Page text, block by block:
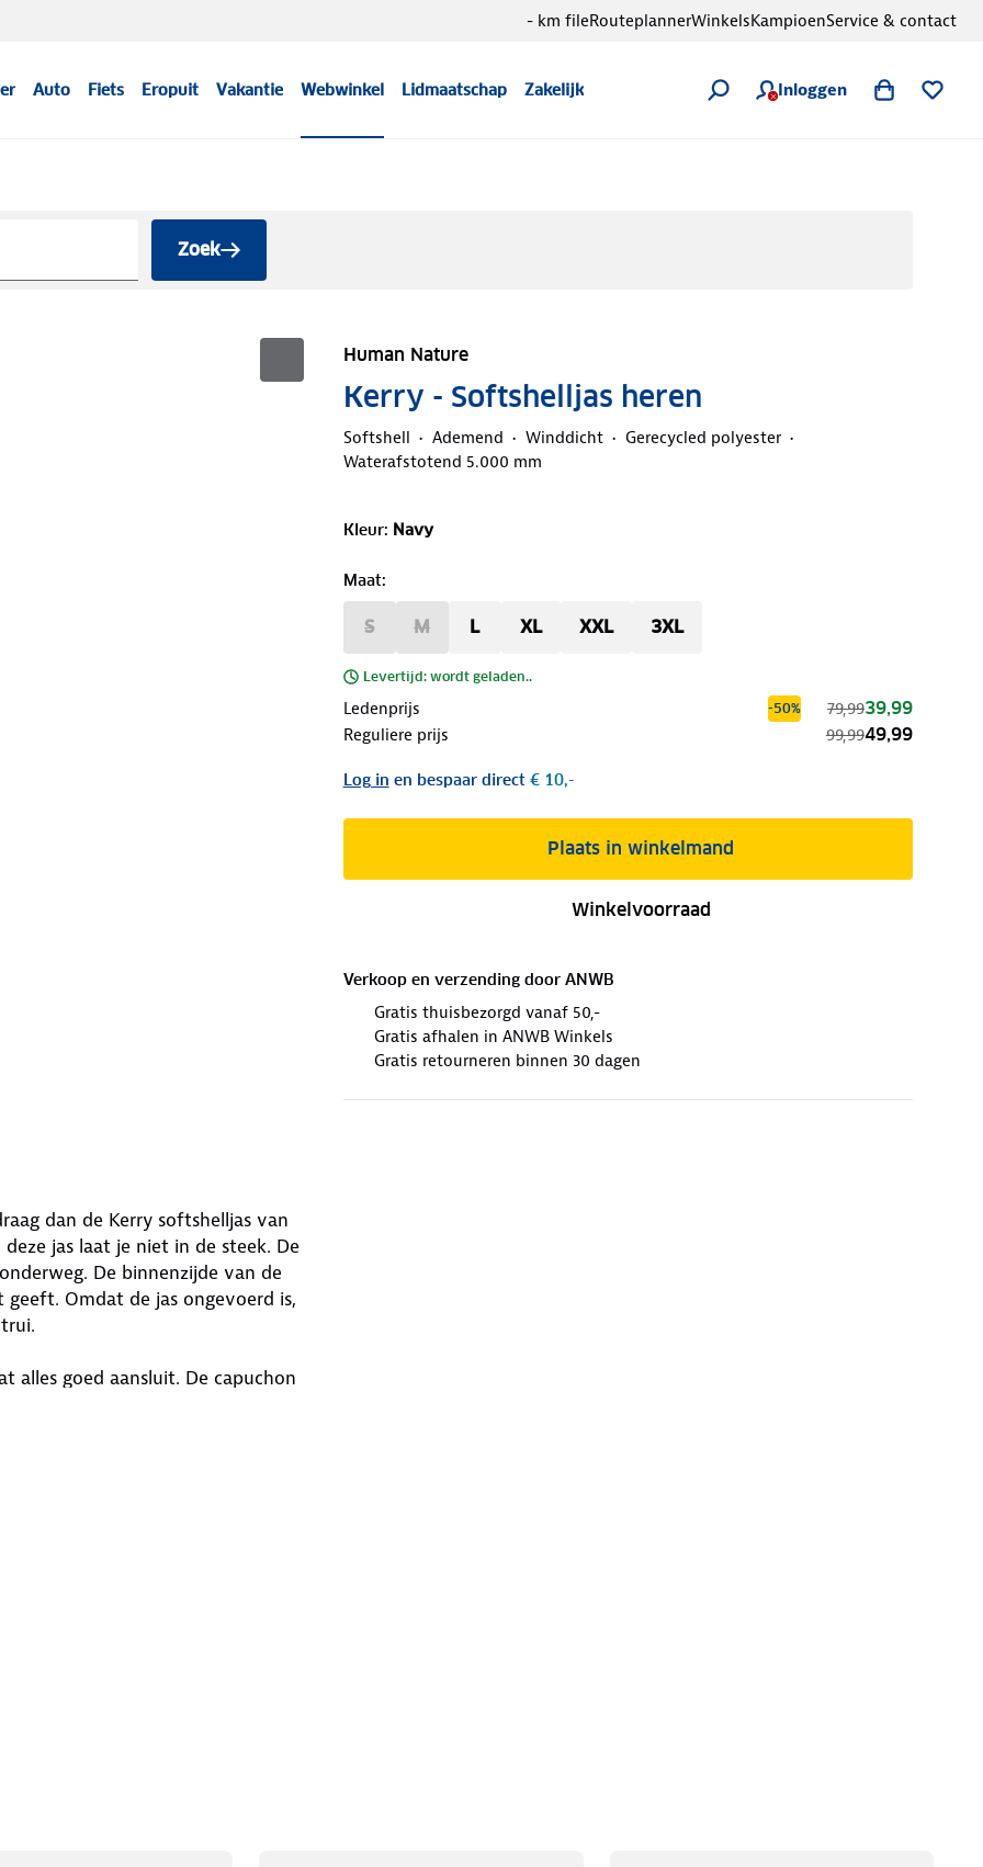
Auto Fiets Eropuit Vakantie Webwinkel Lidmaatschap Zakelijk Inloggen
- km fileRouteplannerWinkelsKampioenService & contact
Zoek
Human Nature
Kerry - Softshelljas heren
Softshell Ademend Winddicht
Gerecycled polyester
Waterafstotend 5.000 mm
Kleur: Navy
Maat:
S M L XL XXL 3XL
Levertijd: wordt geladen..
Ledenprijs -50% 79,9939,99
Reguliere prijs 99,9949,99
Log in en bespaar direct€ 10,-
Plaats in winkelmand
Winkelvoorraad
Verkoop en verzending door ANWB
Gratis thuisbezorgd vanaf 50,-
Gratis afhalen in ANWB Winkels
Gratis retourneren binnen 30 dagen
dan de Kerry softshelljas van
jas laat je niet in de steek. De
De binnenzijde van de
Omdat de jas ongevoerd is,
alles goed aansluit. De capuchon
sleutelhaakje, zodat je sleutels
als actieve ziel.
aan.